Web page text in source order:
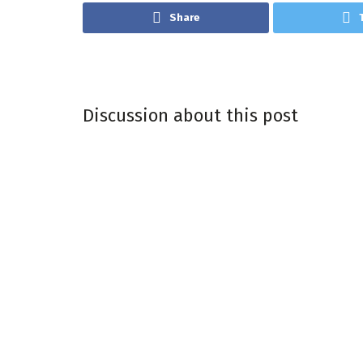
Share
Discussion about this post